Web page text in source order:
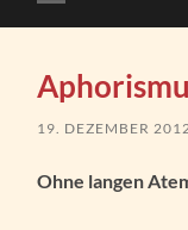
Mobile-
Menü
19. DEZEMBER 2012
Ohne langen